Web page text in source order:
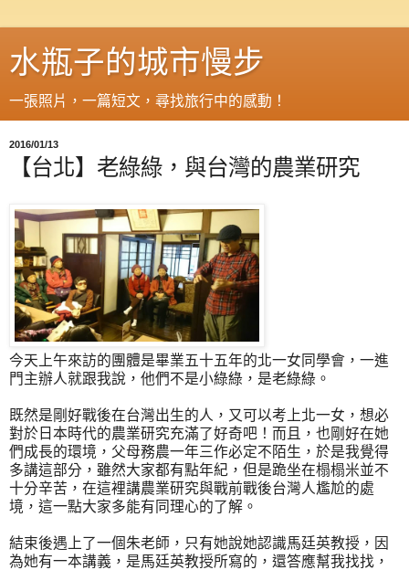
水瓶子的城市慢步
一張照片，一篇短文，尋找旅行中的感動！
2016/01/13
【台北】老綠綠，與台灣的農業研究
今天上午來訪的團體是畢業五十五年的北一女同學會，一進
門主辦人就跟我說，他們不是小綠綠，是老綠綠。
既然是剛好戰後在台灣出生的人，又可以考上北一女，想必
對於日本時代的農業研究充滿了好奇吧！而且，也剛好在她
們成長的環境，父母務農一年三作必定不陌生，於是我覺得
多講這部分，雖然大家都有點年紀，但是跪坐在榻榻米並不
十分辛苦，在這裡講農業研究與戰前戰後台灣人尷尬的處
境，這一點大家多能有同理心的了解。
結束後遇上了一個朱老師，只有她說她認識馬廷英教授，因
為她有一本講義，是馬廷英教授所寫的，還答應幫我找找，